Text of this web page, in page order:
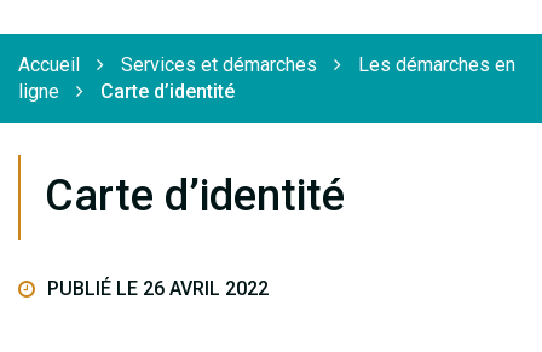
Accueil Services et démarches
Les démarches en
ligne
Carte d’identité
Carte d’identité
PUBLIÉ LE 26 AVRIL 2022